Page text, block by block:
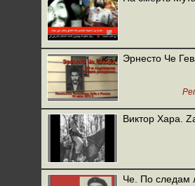
Эрнесто Че
Виктор Хара.
Че. По следам